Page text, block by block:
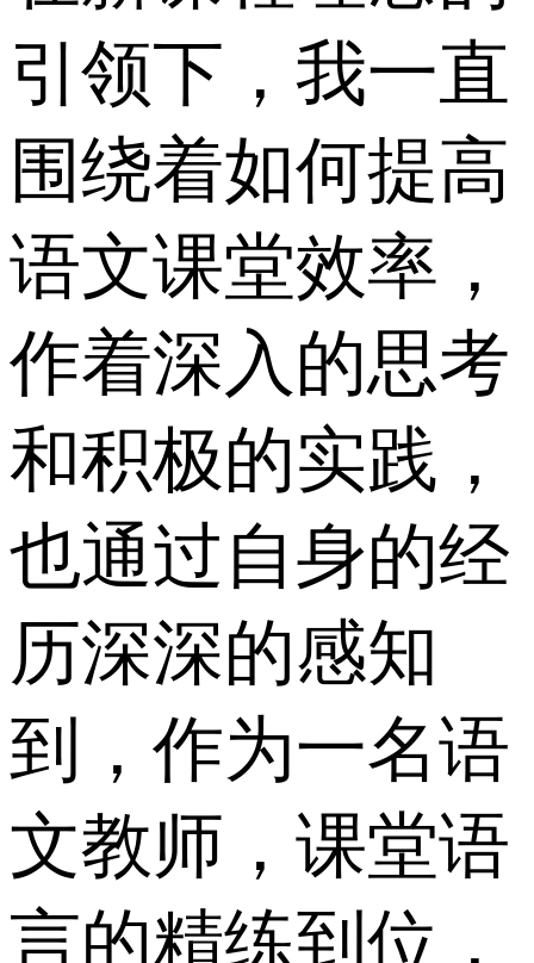
引领下，我一直
围绕着如何提高
语文课堂效率，
作着深入的思考
和积极的实践，
也通过自身的经
历深深的感知
到，作为一名语
文教师，课堂语
言的精练到位，